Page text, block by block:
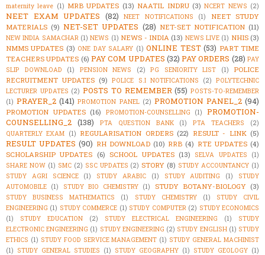
maternity leave (1) MRB UPDATES (13) NAATIL INDRU (3) NCERT NEWS (2)
NEET EXAM UPDATES (82) NEET NOTIFICATIONS (1)
NEET STUDY
MATERIALS (9) NET-SET UPDATES (28) NET-SET NOTIFICATION (11)
NEW INDIA SAMACHAR (1) NEWS (1) NEWS - INDIA (13) NEWS LIVE (1) NHIS (3)
NMMS UPDATES (3) ONE DAY SALARY (1) ONLINE TEST (53) PART TIME
TEACHERS UPDATES (6) PAY COM UPDATES (32) PAY ORDERS (28) PAY
SLIP DOWNLOAD
(1) PENSION NEWS (2) PG SENIORITY LIST (1)
POLICE
RECRUITMENT UPDATES (9) POLICE S.I NOTIFICATIONS (2) POLYTECHNIC
LECTURER UPDATES (2) POSTS TO REMEMBER (55) POSTS-TO-REMEMBER
(1) PRAYER_2 (141) PROMOTION PANEL (2) PROMOTION PANEL_2 (94)
PROMOTION UPDATES (16) PROMOTION-COUNSELLING (1)
PROMOTION-
COUNSELLING_2 (138) PTA QUESTION BANK (1) PTA TEACHERS
(2)
QUARTERLY EXAM (1) REGULARISATION ORDERS (22) RESULT - LINK (5)
RESULT UPDATES (90) RH DOWNLOAD (10) RRB (4) RTE UPDATES (4)
SCHOLARSHIP UPDATES (6) SCHOOL UPDATES (13) SELVA UPDATES
(1)
SHARE NOW (1) SMC (2) SSC UPDATES (2) STORY (8) STUDY ACCOUNTANCY (1)
STUDY AGRI SCIENCE
(1) STUDY ARABIC (1) STUDY AUDITING (1)
STUDY
AUTOMOBILE (1) STUDY BIO CHEMISTRY (1) STUDY BOTANY-BIOLOGY (3)
STUDY BUSINESS MATHEMATICS (1) STUDY CHEMISTRY (1)
STUDY CIVIL
ENGINEERING (1) STUDY COMMERCE (1) STUDY COMPUTER (2) STUDY ECONOMICS
(1)
STUDY EDUCATION (2) STUDY ELECTRICAL ENGINEERING (1)
STUDY
ELECTRONIC ENGINEERING (1) STUDY ENGINEERING (2) STUDY ENGLISH (1) STUDY
ETHICS (1) STUDY FOOD SERVICE MANAGEMENT (1) STUDY GENERAL MACHINIST
(1) STUDY GENERAL STUDIES (1) STUDY GEOGRAPHY (1) STUDY GEOLOGY (1)